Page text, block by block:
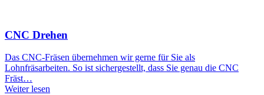
CNC Drehen
Das CNC-Fräsen übernehmen wir gerne für Sie als
Lohnfräsarbeiten. So ist sichergestellt, dass Sie genau die CNC
Fräst…
Weiter lesen